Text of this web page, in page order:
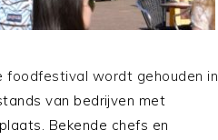
foodfestival wordt gehouden in
van bedrijven met
Bekende chefs en